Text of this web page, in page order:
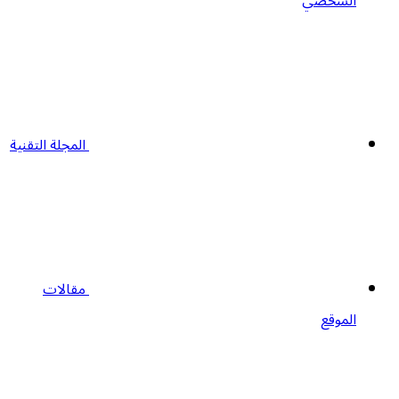
المجلة التقنية
مقالات
الموقع